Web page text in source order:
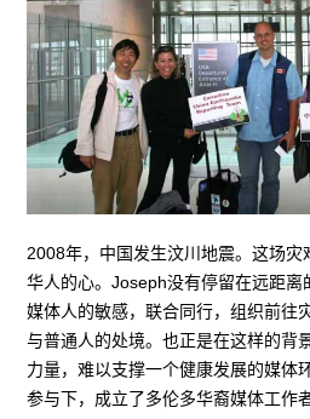
2008年，中国发生汶川地震。这场
华人的心。Joseph没有停留在远距离
媒体人的敏感，联合同行，组织前往
与普通人的处境。也正是在这样的背
力量，难以支撑一个健康发展的媒体
参与下，成立了多伦多华裔媒体工作